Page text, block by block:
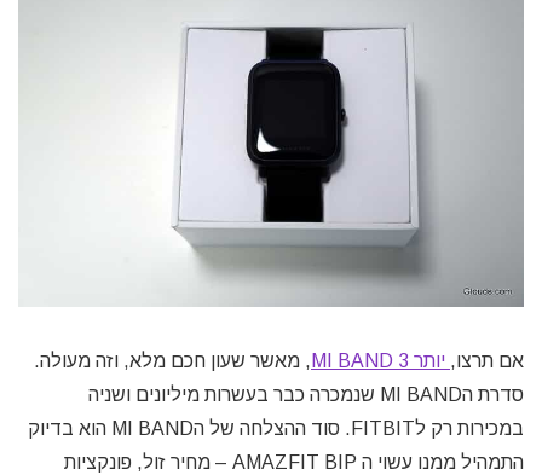
אם תרצו, יותר MI BAND 3
, מאשר שעון חכם מלא, וזה מעולה.
סדרת הMI BAND שנמכרה כבר בעשרות מיליונים ושניה
במכירות רק לFITBIT. סוד ההצלחה של הMI BAND הוא בדיוק
התמהיל ממנו עשוי ה AMAZFIT BIP – מחיר זול, פונקציות